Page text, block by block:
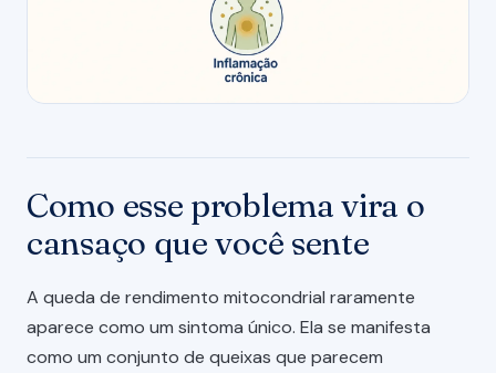
Como esse problema vira o
cansaço que você sente
A queda de rendimento mitocondrial raramente
aparece como um sintoma único. Ela se manifesta
como um conjunto de queixas que parecem